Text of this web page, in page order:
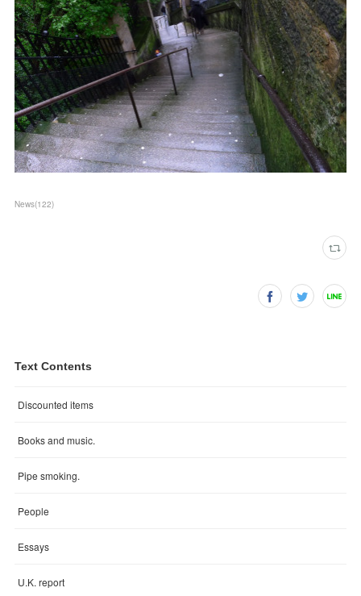
News(122)
Text Contents
Discounted items
Books and music.
Pipe smoking.
People
Essays
U.K. report